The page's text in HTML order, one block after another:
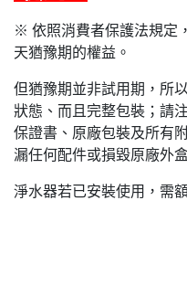
※ 依照消費者保護法規定
天猶豫期的權益。
但猶豫期並非試用期，所
狀態、而且完整包裝；請
保證書、原廠包裝及所有
漏任何配件或損毀原廠外
淨水器若已安裝使用，需